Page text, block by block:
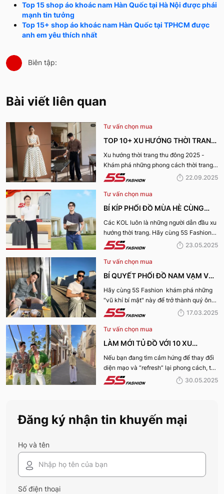
Top 15 shop áo khoác nam Hàn Quốc tại Hà Nội được phái
mạnh tin tưởng
Top 15+ shop áo khoác nam Hàn Quốc tại TPHCM được
anh em yêu thích nhất
Biên tập:
Bài viết liên quan
Tư vấn chọn mua
TOP 10+ XU HƯỚNG THỜI TRANG
THU ĐÔNG 2025 TRENDY, GÂY
BÃO
Xu hướng thời trang thu đông 2025 -
Khám phá những phong cách thời trang
“làm mưa làm gió” từ sàn runway đến
22.09.2025
Tư vấn chọn mua
BÍ KÍP PHỐI ĐỒ MÙA HÈ CÙNG
KOL 5S FASHION: STYLE THU HÚT
CHO MỌI CHÀNG TRAI
Các KOL luôn là những người dẫn đầu xu
hướng thời trang. Hãy cùng 5S Fashion
điểm qua những bí kíp phối đồ mùa hè
23.05.2025
Tư vấn chọn mua
BÍ QUYẾT PHỐI ĐỒ NAM VẠM VỠ
ĐẸP, THU HÚT PHÁI NỮ
Hãy cùng 5S Fashion khám phá những
"vũ khí bí mật" này để trở thành quý ông
thu hút nhờ “tận dụng” triệt để những ưu
nhé:
17.03.2025
Tư vấn chọn mua
LÀM MỚI TỦ ĐỒ VỚI 10 XU
HƯỚNG THỜI TRANG HOT NHẤT
MÙA HÈ 2025
Nếu bạn đang tìm cảm hứng để thay đổi
diện mạo và “refresh” lại phong cách, thì
10 xu hướng thời trang Hè 2025 này
năm nay nhé!
30.05.2025
Đăng ký nhận tin khuyến mại
Họ và tên
Số điện thoại